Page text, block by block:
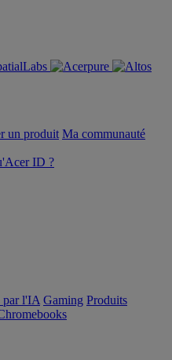
un produit Ma communauté
ID ?
par l'IA Gaming Produits